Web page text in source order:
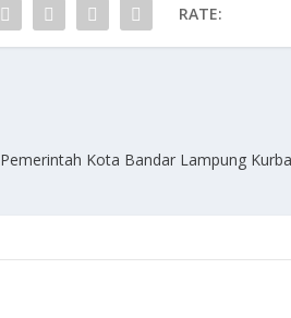
RATE:
Pemerintah Kota Bandar Lampung